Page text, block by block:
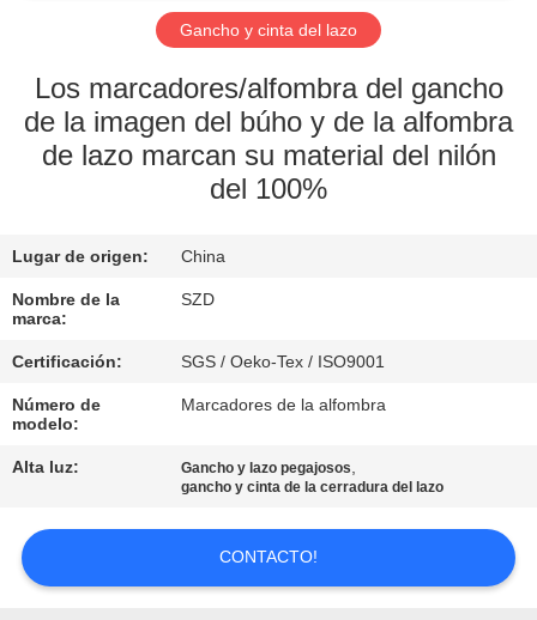
RECORRIDO
POR
LA
FÁBRICA
DE
CALIDAD
CONTACTA
CON
NOSOTROS
NOTICIAS
Gancho y cinta del lazo
Los marcadores/alfombra del gancho
de la imagen del búho y de la alfombra
de lazo marcan su material del nilón
del 100%
Lugar de origen: China
Nombre de la
marca:
SZD
Certificación: SGS / Oeko-Tex / ISO9001
Número de
modelo:
Marcadores de la alfombra
Alta luz: Gancho y lazo pegajosos,
gancho y cinta de la cerradura del lazo
CONTACTO!